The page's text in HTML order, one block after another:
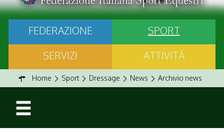
FEDERAZIONE
SPORT
SERVIZI
ATTIVITÀ
Home Sport Dressage News Archivio news